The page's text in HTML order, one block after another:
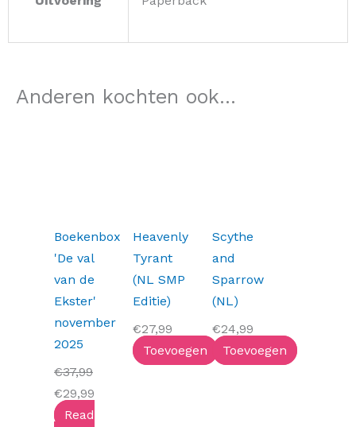
Anderen kochten ook...
Boekenbox
'De val
van de
Ekster'
november
2025
€37,99
€29,99
Read
Heavenly
Tyrant
(NL SMP
Editie)
€27,99
Toevoegen
Scythe
and
Sparrow
(NL)
€24,99
Toevoegen